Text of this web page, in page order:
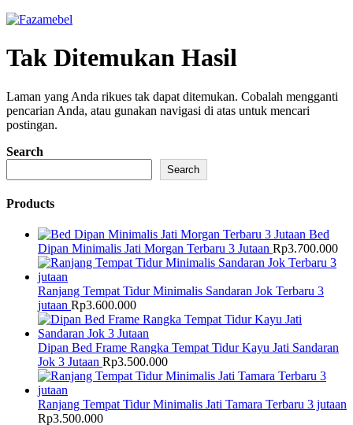
Tak Ditemukan Hasil
Laman yang Anda rikues tak dapat ditemukan. Cobalah mengganti
pencarian Anda, atau gunakan navigasi di atas untuk mencari
postingan.
Search
Search
Products
Bed
Dipan Minimalis Jati Morgan Terbaru 3 Jutaan Rp3.700.000
Ranjang Tempat Tidur Minimalis Sandaran Jok Terbaru 3
jutaan Rp3.600.000
Dipan Bed Frame Rangka Tempat Tidur Kayu Jati Sandaran
Jok 3 Jutaan Rp3.500.000
Ranjang Tempat Tidur Minimalis Jati Tamara Terbaru 3 jutaan
Rp3.500.000